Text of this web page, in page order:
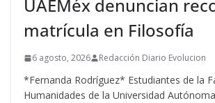
UAEMéx denuncian
matrícula en Filosofía
6 agosto, 2026 Redacción Diario Evolucion
*Fernanda Rodríguez* Estudiantes de la
Humanidades de la Universidad